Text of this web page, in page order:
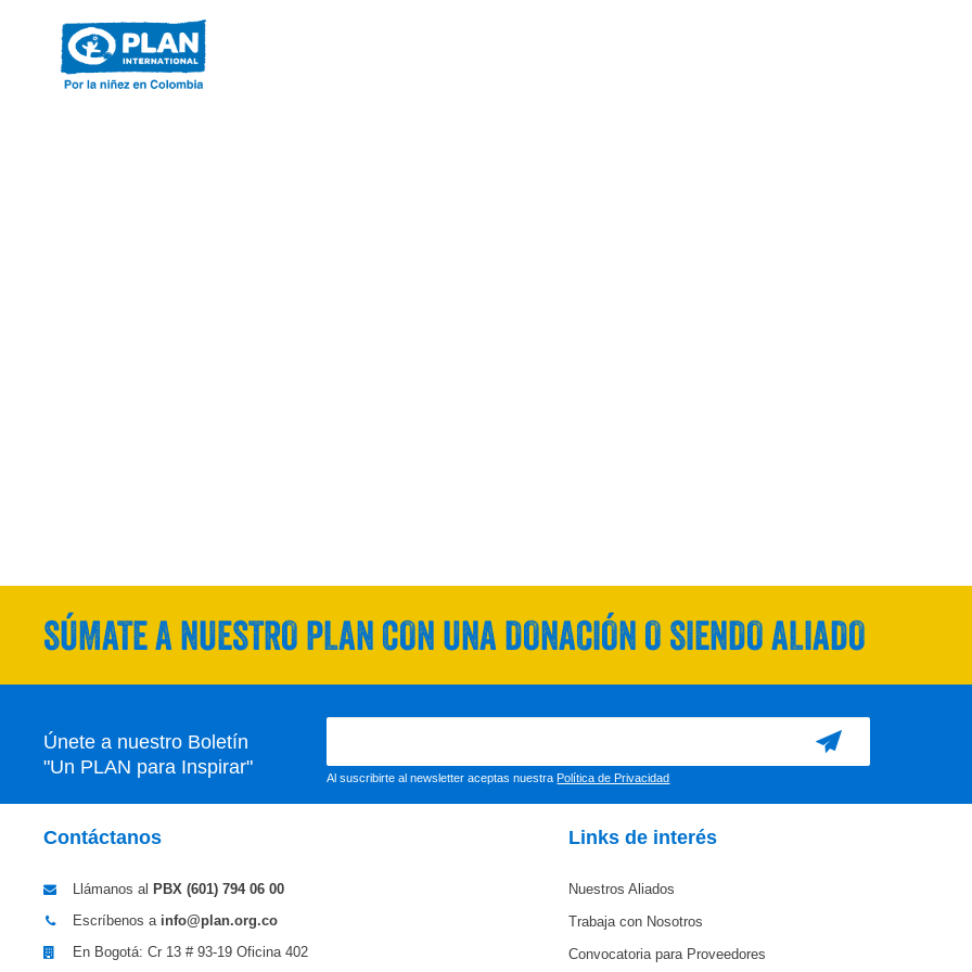
SÚMATE A NUESTRO PLAN CON UNA DONACIÓN O SIENDO ALIADO
Únete a nuestro Boletín
"Un PLAN para Inspirar"
Al suscribirte al newsletter aceptas nuestra Política de Privacidad
Contáctanos
Llámanos al PBX (601) 794 06 00
Escríbenos a info@plan.org.co
En Bogotá: Cr 13 # 93-19 Oficina 402
Links de interés
Nuestros Aliados
Trabaja con Nosotros
Convocatoria para Proveedores